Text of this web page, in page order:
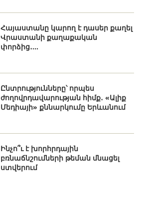
Հայաստանը կարող է դասեր քաղել
Վրաստանի քաղաքական
փորձից․...
Ընտրությունները՝ որպես
ժողովրդավարության հիմք․ «Ալիք
Մեդիայի» քննարկումը Երևանում
Ինչո՞ւ է խորհրդային
բռնաճնշումների թեման մնացել
ստվերում